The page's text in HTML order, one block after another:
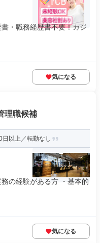
・職務経歴書不要！カジ
気になる
理職候補
以上／転勤なし
の経験がある方 ・基本的
気になる